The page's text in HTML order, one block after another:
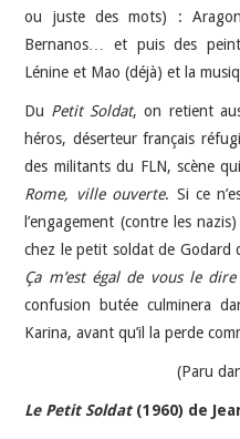
ou juste des mots) :
Bernanos… et puis des
Lénine et Mao (déjà) et la
Du Petit Soldat, on retient
héros, déserteur français
des militants du FLN, scène
Rome, ville ouverte. Si ce
l’engagement (contre les
chez le petit soldat de Godard
Ça m’est égal de vous le dire
confusion butée culminera
Karina, avant qu’il la perde
(Paru
Le Petit Soldat(1960) de